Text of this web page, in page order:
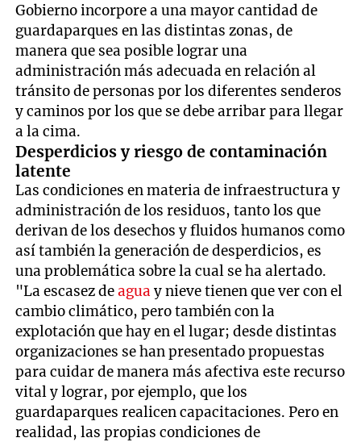
Gobierno incorpore a una mayor cantidad de
guardaparques en las distintas zonas, de
manera que sea posible lograr una
administración más adecuada en relación al
tránsito de personas por los diferentes senderos
y caminos por los que se debe arribar para llegar
a la cima.
Desperdicios y riesgo de contaminación
latente
Las condiciones en materia de infraestructura y
administración de los residuos, tanto los que
derivan de los desechos y fluidos humanos como
así también la generación de desperdicios, es
una problemática sobre la cual se ha alertado.
"La escasez deagua y nieve tienen que ver con el
cambio climático, pero también con la
explotación que hay en el lugar; desde distintas
organizaciones se han presentado propuestas
para cuidar de manera más afectiva este recurso
vital y lograr, por ejemplo, que los
guardaparques realicen capacitaciones. Pero en
realidad, las propias condiciones de